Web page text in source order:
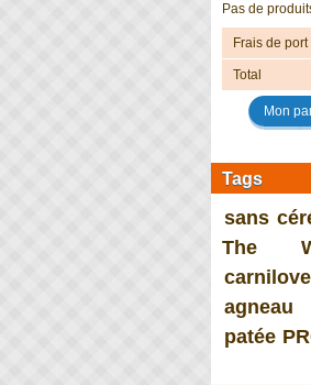
Pas de
Frais de port
Total
Mon
Tags
sans
The
carnilove
agneau
patée